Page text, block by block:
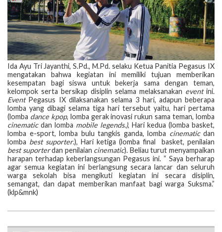
Ida Ayu Tri Jayanthi, S.Pd., M.Pd. selaku Ketua Panitia Pegasus IX
mengatakan bahwa kegiatan ini memiliki tujuan memberikan
kesempatan bagi siswa untuk bekerja sama dengan teman,
kelompok serta bersikap disiplin selama melaksanakan eventini.
EventPegasus IX dilaksanakan selama 3 hari, adapun beberapa
lomba yang dibagi selama tiga hari tersebut yaitu, hari pertama
(lomba dance kpop, lomba gerak inovasi rukun sama teman, lomba
cinematicdan lomba mobile legends.), Hari kedua (lomba basket,
lomba e-sport, lomba bulu tangkis ganda, lomba cinematicdan
lomba best suporter.), Hari ketiga (lomba final basket, penilaian
best suporterdan penilaian cinematic). Beliau turut menyampaikan
harapan terhadap keberlangsungan Pegasus ini. “ Saya berharap
agar semua kegiatan ini berlangsung secara lancar dan seluruh
warga sekolah bisa mengikuti kegiatan ini secara disiplin,
semangat, dan dapat memberikan manfaat bagi warga Suksma.”
(klp&mnk)